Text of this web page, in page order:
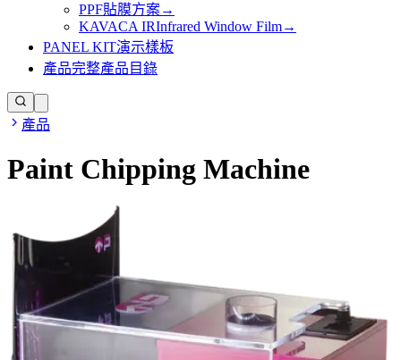
PPF貼膜方案→
KAVACA IRInfrared Window Film→
PANEL KIT演示樣板
產品完整產品目錄
產品
Paint Chipping Machine